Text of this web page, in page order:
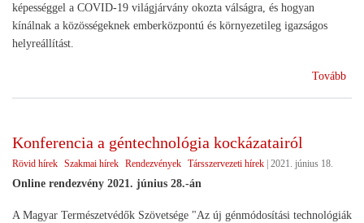
képességgel a COVID-19 világjárvány okozta válságra, és hogyan
kínálnak a közösségeknek emberközpontú és környezetileg igazságos
helyreállítást.
Tovább
Konferencia a géntechnológia kockázatairól
Rövid hírek Szakmai hírek Rendezvények Társszervezeti hírek 2021. június 18.
Online rendezvény 2021. június 28.-án
A Magyar Természetvédők Szövetsége "Az új génmódosítási technológiák